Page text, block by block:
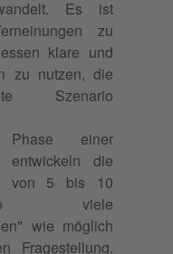
Es ist
zu
klare und
zu nutzen, die
Szenario
einer
entwickeln die
von 5 bis 10
viele
wie möglich
Fragestellung.